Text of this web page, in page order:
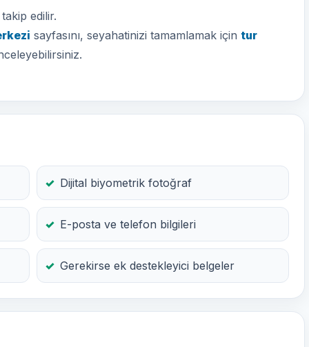
edilir.
sayfasını, seyahatinizi tamamlamak için tur
Dijital biyometrik fotoğraf
E-posta ve telefon bilgileri
Gerekirse ek destekleyici belgeler